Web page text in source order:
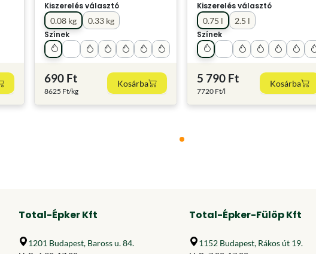
Kiszerelés választó
0.08 kg
0.33 kg
Színek
690 Ft
8625 Ft/kg
Kosárba
Kiszerelés választó
0.75 l
2.5 l
Színek
5 790 Ft
7720 Ft/l
Kosárba
Total-Épker Kft
1201 Budapest, Baross u. 84.
Total-Épker-Fülöp Kft
1152 Budapest, Rákos út 19.